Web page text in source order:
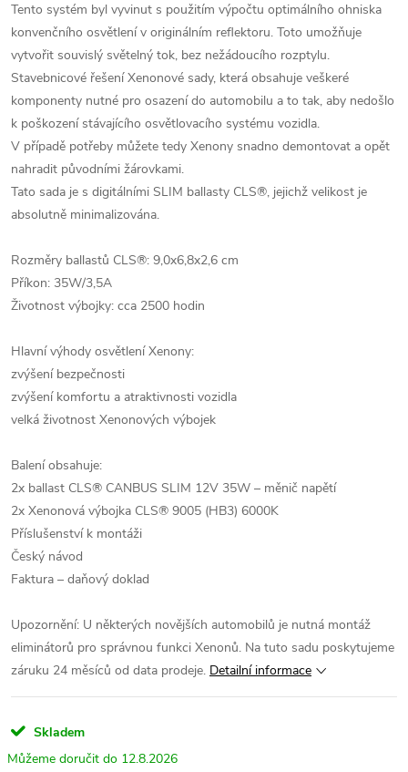
Tento systém byl vyvinut s použitím výpočtu optimálního ohniska
konvenčního osvětlení v originálním reflektoru. Toto umožňuje
vytvořit souvislý světelný tok, bez nežádoucího rozptylu.
Stavebnicové řešení Xenonové sady, která obsahuje veškeré
komponenty nutné pro osazení do automobilu a to tak, aby nedošlo
k poškození stávajícího osvětlovacího systému vozidla.
V případě potřeby můžete tedy Xenony snadno demontovat a opět
nahradit původními žárovkami.
Tato sada je s digitálními SLIM ballasty CLS®, jejichž velikost je
absolutně minimalizována.
Rozměry ballastů CLS®: 9,0x6,8x2,6 cm
Příkon: 35W/3,5A
Životnost výbojky: cca 2500 hodin
Hlavní výhody osvětlení Xenony:
zvýšení bezpečnosti
zvýšení komfortu a atraktivnosti vozidla
velká životnost Xenonových výbojek
Balení obsahuje:
2x ballast CLS® CANBUS SLIM 12V 35W – měnič napětí
2x Xenonová výbojka CLS® 9005 (HB3) 6000K
Příslušenství k montáži
Český návod
Faktura – daňový doklad
Upozornění: U některých novějších automobilů je nutná montáž
eliminátorů pro správnou funkci Xenonů. Na tuto sadu poskytujeme
záruku 24 měsíců od data prodeje. Detailní informace
Skladem
12.8.2026